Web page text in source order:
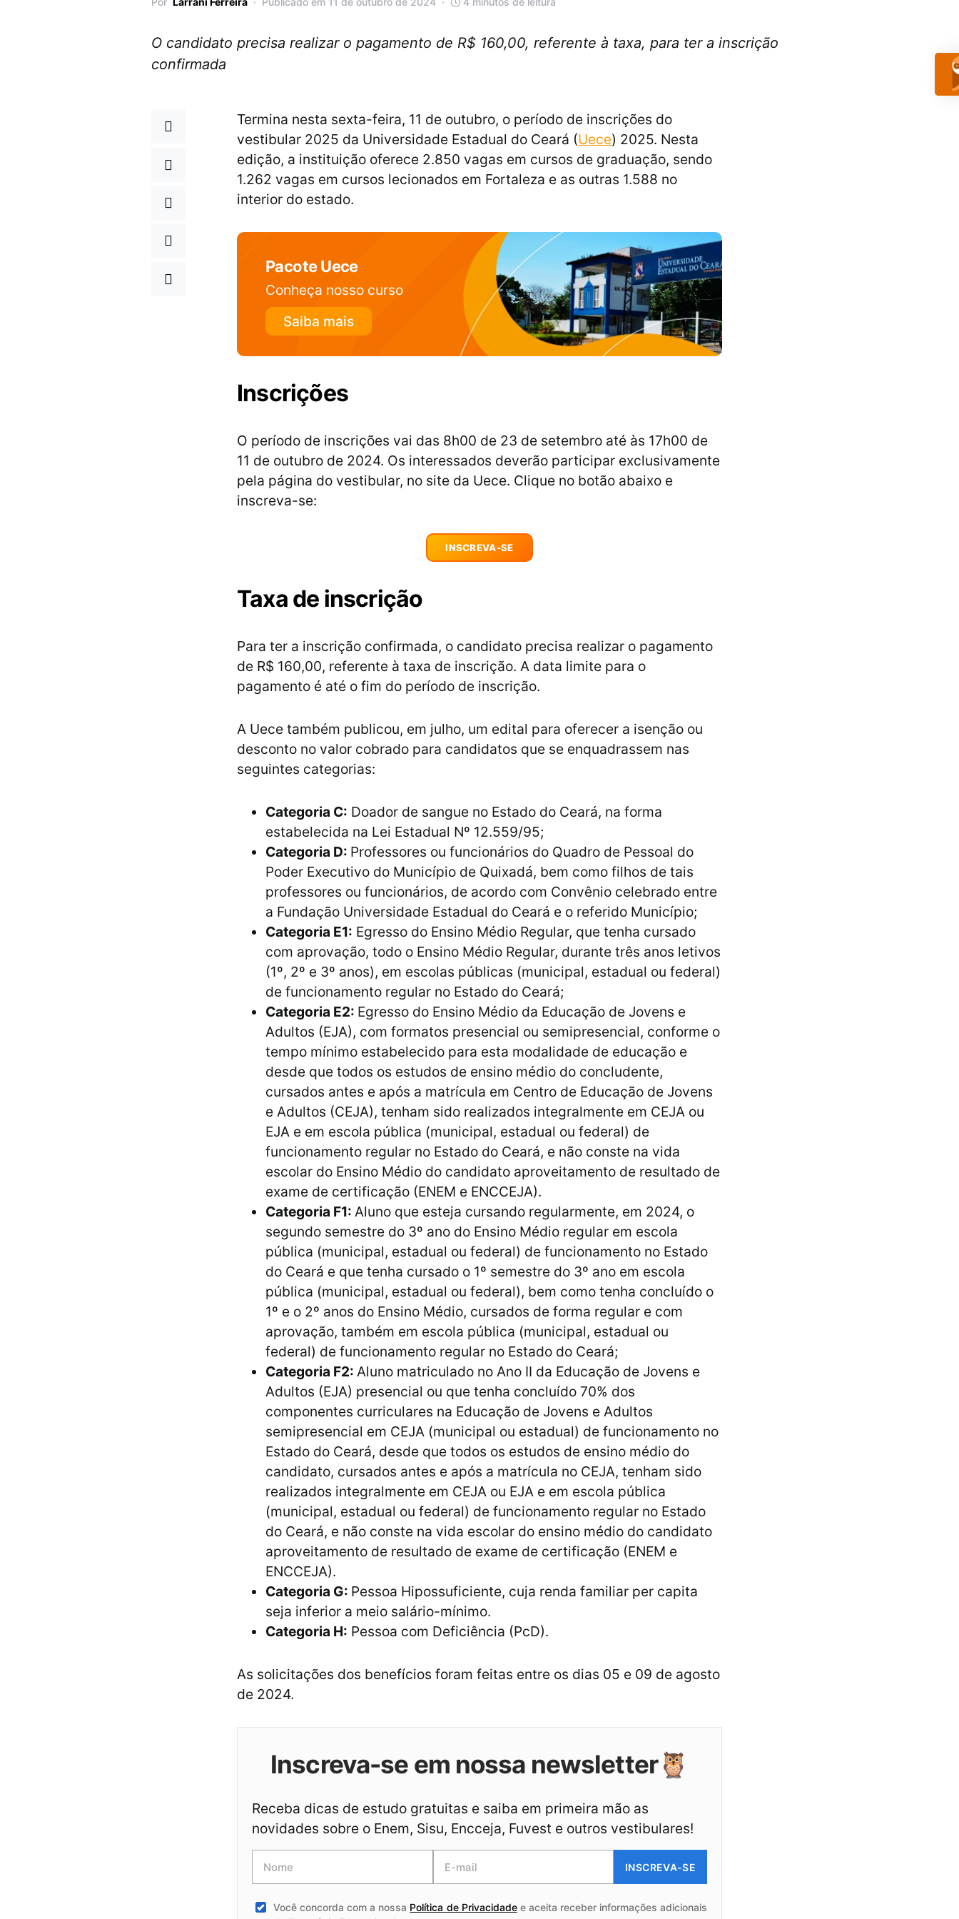
O candidato precisa realizar o pagamento de R$ 160,00, referente à taxa, para ter a inscrição
confirmada
Termina nesta sexta-feira, 11 de outubro, o período de inscrições do
vestibular 2025 da Universidade Estadual do Ceará (Uece) 2025. Nesta
edição, a instituição oferece 2.850 vagas em cursos de graduação, sendo
1.262 vagas em cursos lecionados em Fortaleza e as outras 1.588 no
interior do estado.
Pacote Uece
Conheça nosso curso
Saiba mais
Inscrições
O período de inscrições vai das 8h00 de 23 de setembro até às 17h00 de
11 de outubro de 2024. Os interessados deverão participar exclusivamente
pela página do vestibular, no site da Uece. Clique no botão abaixo e
inscreva-se:
INSCREVA-SE
Taxa de inscrição
Para ter a inscrição confirmada, o candidato precisa realizar o pagamento
de R$ 160,00, referente à taxa de inscrição. A data limite para o
pagamento é até o fim do período de inscrição.
A Uece também publicou, em julho, um edital para oferecer a isenção ou
desconto no valor cobrado para candidatos que se enquadrassem nas
seguintes categorias:
Categoria C: Doador de sangue no Estado do Ceará, na forma
estabelecida na Lei Estadual Nº 12.559/95;
Categoria D: Professores ou funcionários do Quadro de Pessoal do
Poder Executivo do Município de Quixadá, bem como filhos de tais
professores ou funcionários, de acordo com Convênio celebrado entre
a Fundação Universidade Estadual do Ceará e o referido Município;
Categoria E1: Egresso do Ensino Médio Regular, que tenha cursado
com aprovação, todo o Ensino Médio Regular, durante três anos letivos
(1º, 2º e 3º anos), em escolas públicas (municipal, estadual ou federal)
de funcionamento regular no Estado do Ceará;
Categoria E2: Egresso do Ensino Médio da Educação de Jovens e
Adultos (EJA), com formatos presencial ou semipresencial, conforme o
tempo mínimo estabelecido para esta modalidade de educação e
desde que todos os estudos de ensino médio do concludente,
cursados antes e após a matrícula em Centro de Educação de Jovens
e Adultos (CEJA), tenham sido realizados integralmente em CEJA ou
EJA e em escola pública (municipal, estadual ou federal) de
funcionamento regular no Estado do Ceará, e não conste na vida
escolar do Ensino Médio do candidato aproveitamento de resultado de
exame de certificação (ENEM e ENCCEJA).
Categoria F1: Aluno que esteja cursando regularmente, em 2024, o
segundo semestre do 3º ano do Ensino Médio regular em escola
pública (municipal, estadual ou federal) de funcionamento no Estado
do Ceará e que tenha cursado o 1º semestre do 3º ano em escola
pública (municipal, estadual ou federal), bem como tenha concluído o
1º e o 2º anos do Ensino Médio, cursados de forma regular e com
aprovação, também em escola pública (municipal, estadual ou
federal) de funcionamento regular no Estado do Ceará;
Categoria F2: Aluno matriculado no Ano II da Educação de Jovens e
Adultos (EJA) presencial ou que tenha concluído 70% dos
componentes curriculares na Educação de Jovens e Adultos
semipresencial em CEJA (municipal ou estadual) de funcionamento no
Estado do Ceará, desde que todos os estudos de ensino médio do
candidato, cursados antes e após a matrícula no CEJA, tenham sido
realizados integralmente em CEJA ou EJA e em escola pública
(municipal, estadual ou federal) de funcionamento regular no Estado
do Ceará, e não conste na vida escolar do ensino médio do candidato
aproveitamento de resultado de exame de certificação (ENEM e
ENCCEJA).
Categoria G: Pessoa Hipossuficiente, cuja renda familiar per capita
seja inferior a meio salário-mínimo.
Categoria H: Pessoa com Deficiência (PcD).
As solicitações dos benefícios foram feitas entre os dias 05 e 09 de agosto
de 2024.
Inscreva-se em nossa newsletter🦉
Receba dicas de estudo gratuitas e saiba em primeira mão as
novidades sobre o Enem, Sisu, Encceja, Fuvest e outros vestibulares!
INSCREVA-SE
Você concorda com a nossa Política de Privacidadee aceita receber informações adicionais